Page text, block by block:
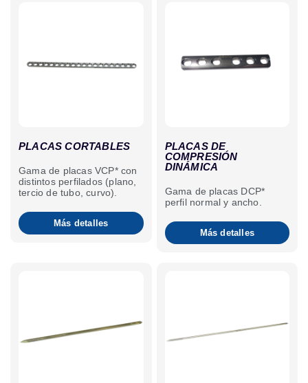
PLACAS CORTABLES
Gama de placas VCP* con
distintos perfilados (plano,
tercio de tubo, curvo).
Más detalles
PLACAS DE
COMPRESIÓN
DINÁMICA
Gama de placas DCP*
perfil normal y ancho.
Más detalles